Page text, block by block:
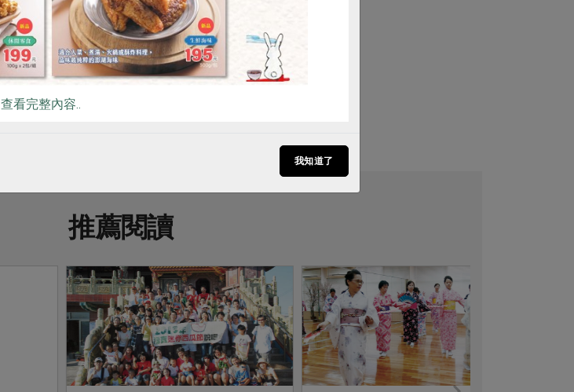
原文刊登於 2013年8月119期
用與環境共好的茶，向父親致敬
推薦閱讀
查看完整內容..
我知道了